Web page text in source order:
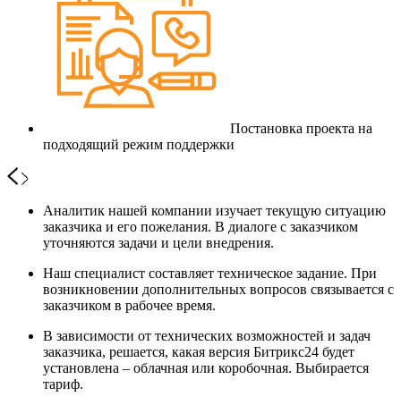
Постановка проекта на
подходящий режим поддержки
Аналитик нашей компании изучает текущую ситуацию
заказчика и его пожелания. В диалоге с заказчиком
уточняются задачи и цели внедрения.
Наш специалист составляет техническое задание. При
возникновении дополнительных вопросов связывается с
заказчиком в рабочее время.
В зависимости от технических возможностей и задач
заказчика, решается, какая версия Битрикс24 будет
установлена – облачная или коробочная. Выбирается
тариф.